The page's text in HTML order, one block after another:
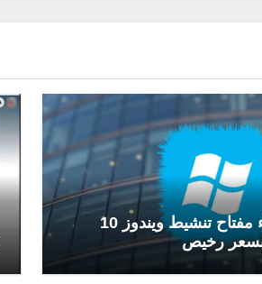
تجربتي في شراء مفتاح تنشيط ويندوز 10
رخيص